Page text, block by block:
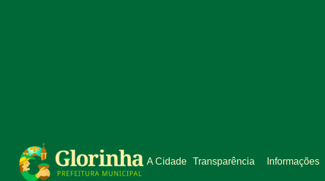
A Cidade Transparência Informações